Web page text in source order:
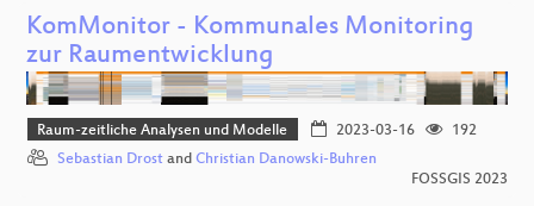
KomMonitor - Kommunales Monitoring
zur Raumentwicklung
Raum-zeitliche Analysen und Modelle 2023-03-16
192
Sebastian Drost and Christian Danowski-Buhren
FOSSGIS 2023